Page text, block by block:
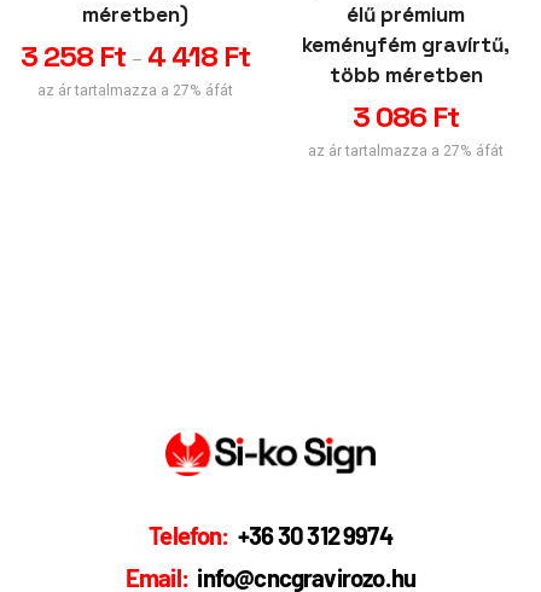
méretben)
3 258 Ft – 4 418 Ft
az ár tartalmazza a 27% áfát
élű prémium
keményfém gravírtű,
több méretben
3 086 Ft
az ár tartalmazza a 27% áfát
Telefon: +36 30 312 9974
Email: info@cncgravirozo.hu